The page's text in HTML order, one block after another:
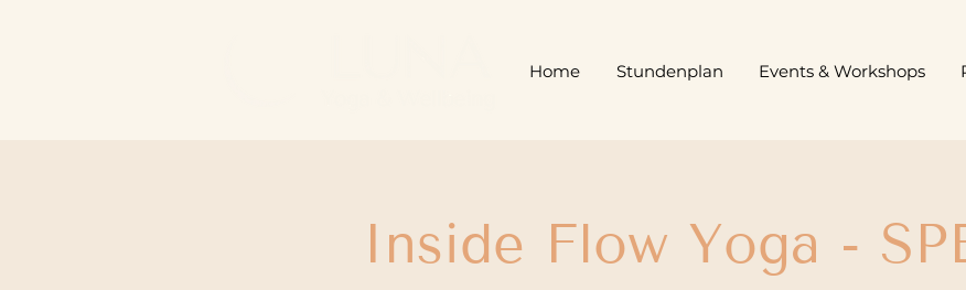
Home Stundenplan Events & Workshops
Inside Flow Yoga -